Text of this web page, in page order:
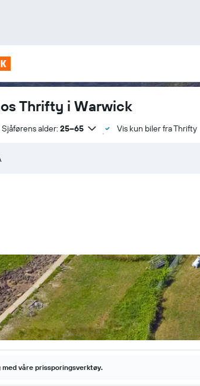
Thrifty i Warwick
Sjåførens alder: 25–65 Vis kun biler fra Thrifty
med våre prissporingsverktøy.